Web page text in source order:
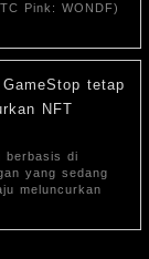
Pink: WONDF)
tetap
NFT
berbasis di
yang sedang
meluncurkan